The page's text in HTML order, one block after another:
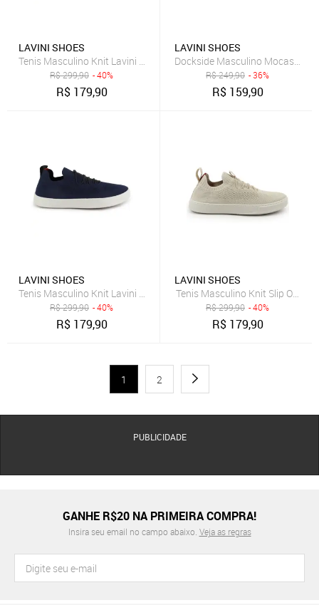
LAVINI SHOES
Tenis Masculino Knit Lavini Shoes Slip On Casual Caramelo
R$299,90 - 40%
R$ 179,90
LAVINI SHOES
Dockside Masculino Mocassim
R$249,90 - 36%
R$ 159,90
LAVINI SHOES
Tenis Masculino Knit Lavini Shoes Slip On Casual Marinho
R$299,90 - 40%
R$ 179,90
LAVINI SHOES
Tenis Masculino Knit Slip On
R$299,90 - 40%
R$ 179,90
1 2
PUBLICIDADE
GANHE R$20 NA PRIMEIRA COMPRA!
Insira seu email no campo abaixo. Veja as regras